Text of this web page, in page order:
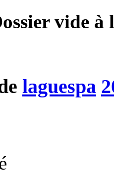
vide à
laguespa